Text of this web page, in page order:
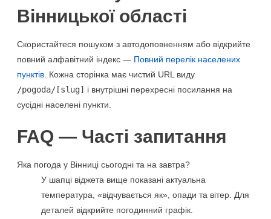
Вінницької області
Скористайтеся пошуком з автодоповненням або відкрийте
повний алфавітний індекс — Повний перелік населених
пунктів. Кожна сторінка має чистий URL виду
/pogoda/[slug] і внутрішні перехресні посилання на
сусідні населені пункти.
FAQ — Часті запитання
Яка погода у Вінниці сьогодні та на завтра?
У шапці віджета вище показані актуальна
температура, «відчувається як», опади та вітер. Для
деталей відкрийте погодинний графік.